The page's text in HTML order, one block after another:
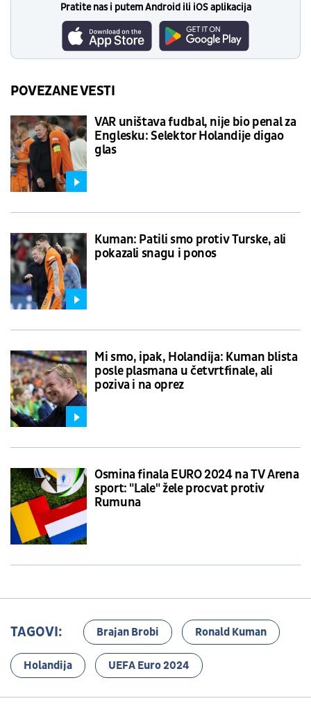
Pratite nas i putem Android ili iOS aplikacija
POVEZANE VESTI
VAR uništava fudbal, nije bio penal za
Englesku: Selektor Holandije digao
glas
Kuman: Patili smo protiv Turske, ali
pokazali snagu i ponos
Mi smo, ipak, Holandija: Kuman blista
posle plasmana u četvrtfinale, ali
poziva i na oprez
Osmina finala EURO 2024 na TV Arena
sport: "Lale" žele procvat protiv
Rumuna
TAGOVI: Brajan Brobi Ronald Kuman
Holandija UEFA Euro 2024